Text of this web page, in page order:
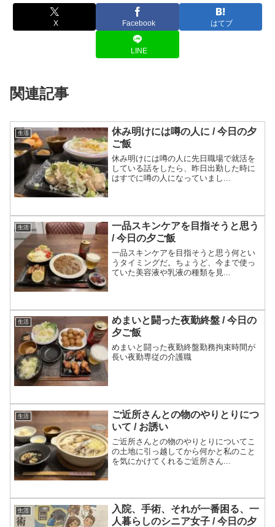
X Facebook はてブ
LINE
関連記事
生活
休み明けには噂の人に / 今日の夕
ご飯
休み明けには噂の人に先日職場で就活を
している話をしたら、昨日出勤した時に
はすでに噂の人になっていまし...
生活
一品スキンケアを目指そうと思う
/ 今日の夕ご飯
一品スキンケアを目指そうと思う何とい
うタイミングだ。ちょうど、今まで使っ
ていた美容液や乳液の種類を見...
生活
めまいと闘った夜勤終盤 / 今日の
夕ご飯
めまいと闘った夜勤終盤勤務拘束時間が
長い夜勤専従の介護職
生活
ご近所さんとの物のやりとりにつ
いて / お誘い
ご近所さんとの物のやりとりについてこ
の土地に引っ越してから何かと私のこと
を気にかけてくれるご近所さん...
生活
入院、手術、それが一番困る、一
人暮らしのシニア女子 / 今日の夕